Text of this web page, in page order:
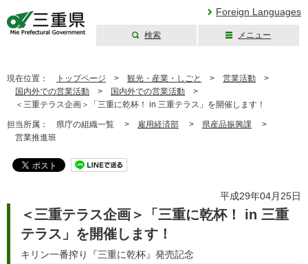
Foreign Languages
検索 メニュー
現在位置： トップページ > 観光・産業・しごと > 営業活動 >
国内外での営業活動 > 国内外での営業活動 >
＜三重テラス企画＞「三重に乾杯！ in 三重テラス」を開催します！
担当所属： 県庁の組織一覧 > 雇用経済部 > 県産品振興課 >
営業推進班
平成29年04月25日
＜三重テラス企画＞「三重に乾杯！ in 三重
テラス」を開催します！
キリン一番搾り『三重に乾杯』発売記念